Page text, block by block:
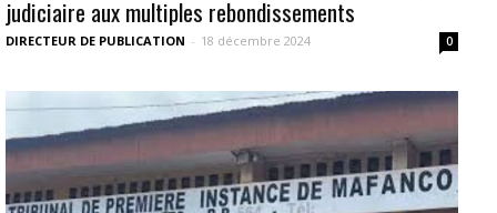
judiciaire aux multiples rebondissements
DIRECTEUR DE PUBLICATION - 18 décembre 2024 0